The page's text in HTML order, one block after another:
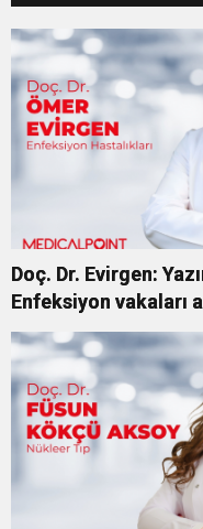
Doç. Dr. Evirgen:
Enfeksiyon vakaları